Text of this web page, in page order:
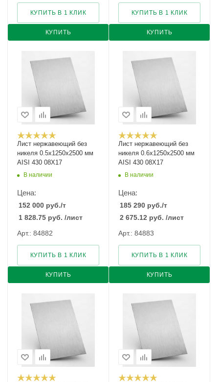
КУПИТЬ
КУПИТЬ В 1 КЛИК
КУПИТЬ
КУПИТЬ В 1 КЛИК
Лист нержавеющий без
никеля 0.5х1250х2500 мм
AISI 430 08Х17
В наличии
Цена:
152 000 руб./т
1 828.75 руб. /лист
Арт.: 84882
КУПИТЬ
КУПИТЬ В 1 КЛИК
Лист нержавеющий без
никеля 0.6х1250х2500 мм
AISI 430 08Х17
В наличии
Цена:
185 290 руб./т
2 675.12 руб. /лист
Арт.: 84883
КУПИТЬ
КУПИТЬ В 1 КЛИК